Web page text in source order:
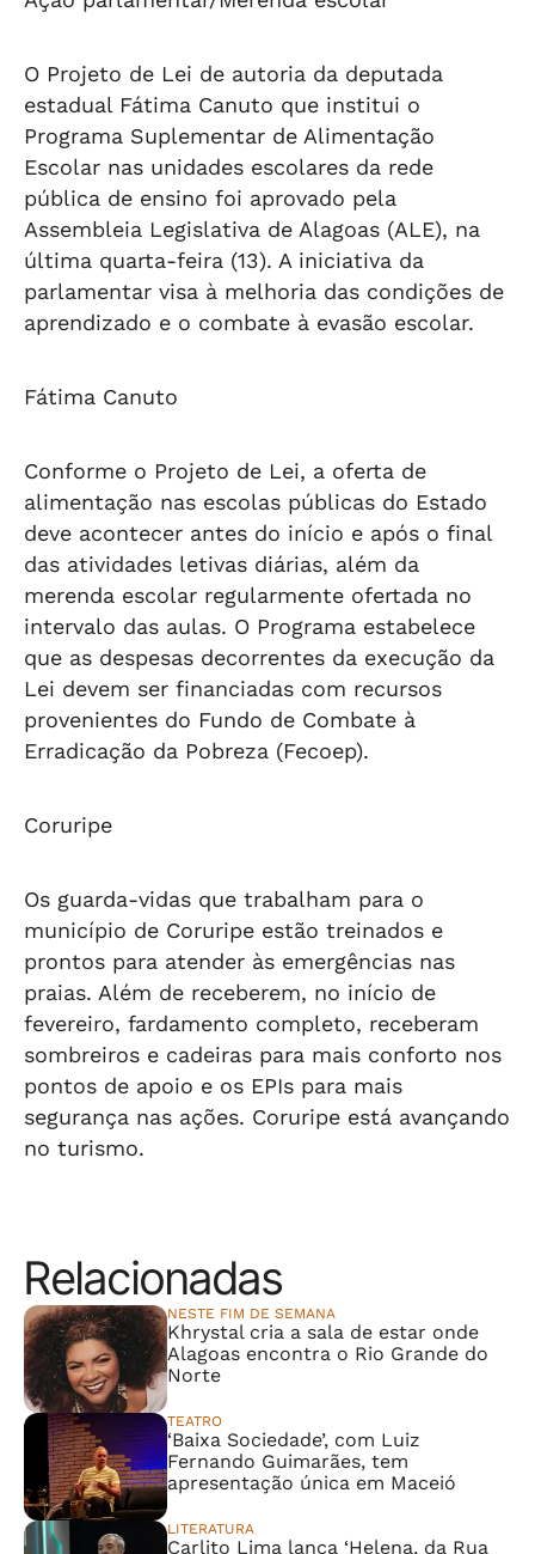
O Projeto de Lei de autoria da deputada
estadual Fátima Canuto que institui o
Programa Suplementar de Alimentação
Escolar nas unidades escolares da rede
pública de ensino foi aprovado pela
Assembleia Legislativa de Alagoas (ALE), na
última quarta-feira (13). A iniciativa da
parlamentar visa à melhoria das condições de
aprendizado e o combate à evasão escolar.
Fátima Canuto
Conforme o Projeto de Lei, a oferta de
alimentação nas escolas públicas do Estado
deve acontecer antes do início e após o final
das atividades letivas diárias, além da
merenda escolar regularmente ofertada no
intervalo das aulas. O Programa estabelece
que as despesas decorrentes da execução da
Lei devem ser financiadas com recursos
provenientes do Fundo de Combate à
Erradicação da Pobreza (Fecoep).
Coruripe
Os guarda-vidas que trabalham para o
município de Coruripe estão treinados e
prontos para atender às emergências nas
praias. Além de receberem, no início de
fevereiro, fardamento completo, receberam
sombreiros e cadeiras para mais conforto nos
pontos de apoio e os EPIs para mais
segurança nas ações. Coruripe está avançando
no turismo.
Relacionadas
NESTE FIM DE SEMANA
Khrystal cria a sala de estar onde
Alagoas encontra o Rio Grande do
Norte
TEATRO
‘Baixa Sociedade’, com Luiz
Fernando Guimarães, tem
apresentação única em Maceió
LITERATURA
Carlito Lima lança ‘Helena, da Rua